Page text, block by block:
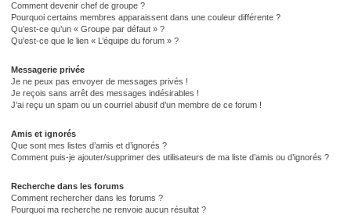
Comment devenir chef de groupe ?
Pourquoi certains membres apparaissent dans une couleur différente ?
Qu’est-ce qu’un « Groupe par défaut » ?
Qu’est-ce que le lien « L’équipe du forum » ?
Messagerie privée
Je ne peux pas envoyer de messages privés !
Je reçois sans arrêt des messages indésirables !
J’ai reçu un spam ou un courriel abusif d’un membre de ce forum !
Amis et ignorés
Que sont mes listes d’amis et d’ignorés ?
Comment puis-je ajouter/supprimer des utilisateurs de ma liste d’amis ou d’ignorés ?
Recherche dans les forums
Comment rechercher dans les forums ?
Pourquoi ma recherche ne renvoie aucun résultat ?